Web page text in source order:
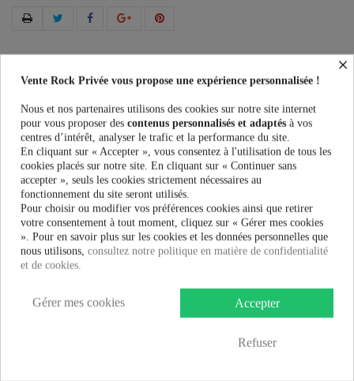
Guide des tailles
En savoir plus
Fiche technique
Marque
Haut imprimé.
×
Vente Rock Privée vous propose une expérience personnalisée !
Nous et nos partenaires utilisons des cookies sur notre site internet
pour vous proposer des contenus personnalisés et adaptés à vos
centres d’intérêt, analyser le trafic et la performance du site.
En cliquant sur « Accepter », vous consentez à l'utilisation de tous les
cookies placés sur notre site. En cliquant sur « Continuer sans
accepter », seuls les cookies strictement nécessaires au
fonctionnement du site seront utilisés.
Pour choisir ou modifier vos préférences cookies ainsi que retirer
votre consentement à tout moment, cliquez sur « Gérer mes cookies
». Pour en savoir plus sur les cookies et les données personnelles que
nous utilisons, consultez notre politique en matière de confidentialité
et de cookies.
Accepter
Refuser
Gérer mes cookies